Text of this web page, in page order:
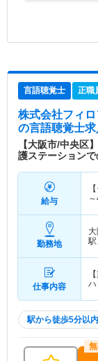
言語聴覚士 正職
株式会社フィ
の言語聴覚士
【大阪市/中央区
護ステーション
給与
～
勤務地
仕事内容
駅から徒歩5分以内